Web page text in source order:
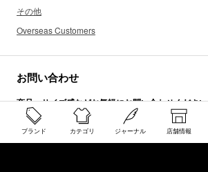
ブランド カテゴリ ジャーナル 店舗情報
その他
Overseas Customers
お問い合わせ
商品・サイズ感などお気軽にお問い合わせください
store@50910.jp
0985-32-5511